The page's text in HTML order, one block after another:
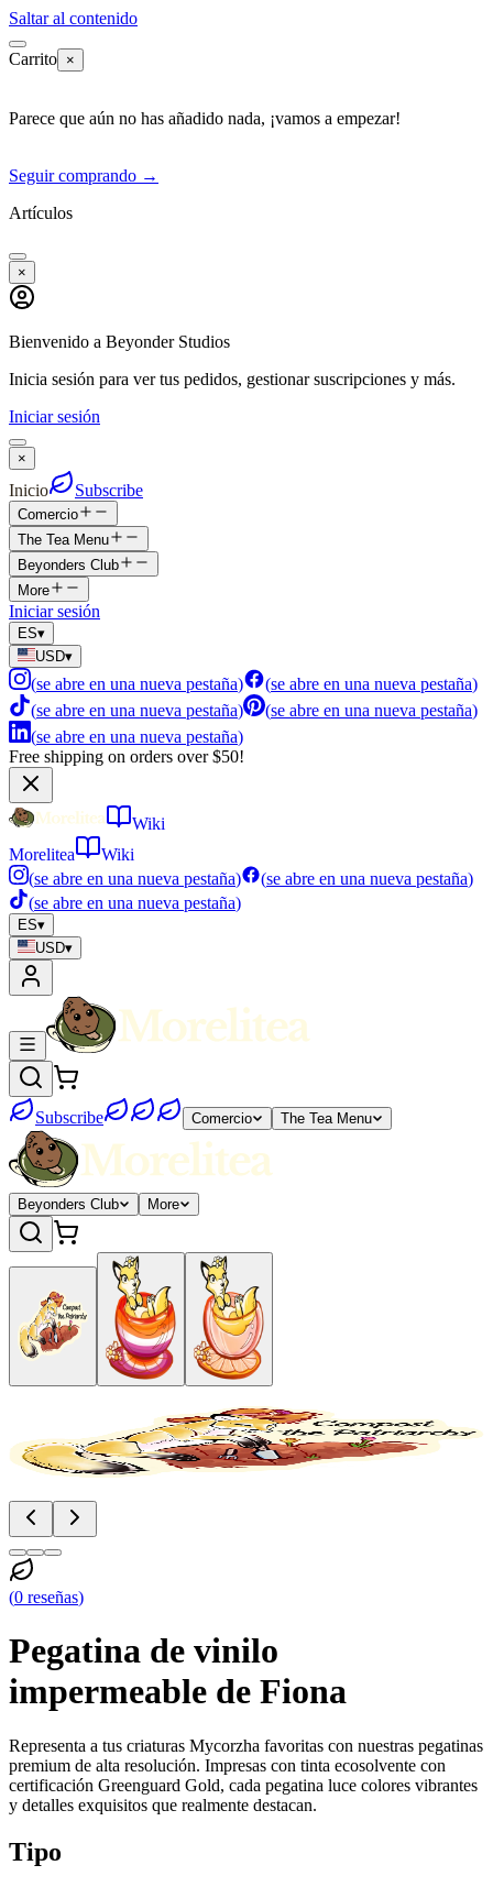
Saltar al contenido
Carrito ×
Parece que aún no has añadido nada, ¡vamos a empezar!
Seguir comprando →
Artículos
×
Bienvenido a Beyonder Studios
Inicia sesión para ver tus pedidos, gestionar suscripciones y más.
Iniciar sesión
×
Inicio Subscribe
Comercio
The Tea Menu
Beyonders Club
More
Iniciar sesión
ES▾
USD▾
(se abre en una nueva pestaña) (se abre en una nueva pestaña)
(se abre en una nueva pestaña) (se abre en una nueva pestaña)
(se abre en una nueva pestaña)
Free shipping on orders over $50!
Wiki
Morelitea
Wiki
(se abre en una nueva pestaña) (se abre en una nueva pestaña)
(se abre en una nueva pestaña)
ES▾
USD▾
Subscribe Comercio The Tea Menu
Beyonders Club More
(0 reseñas)
Pegatina de vinilo
impermeable de Fiona
Representa a tus criaturas Mycorzha favoritas con nuestras pegatinas
premium de alta resolución. Impresas con tinta ecosolvente con
certificación Greenguard Gold, cada pegatina luce colores vibrantes
y detalles exquisitos que realmente destacan.
Tipo